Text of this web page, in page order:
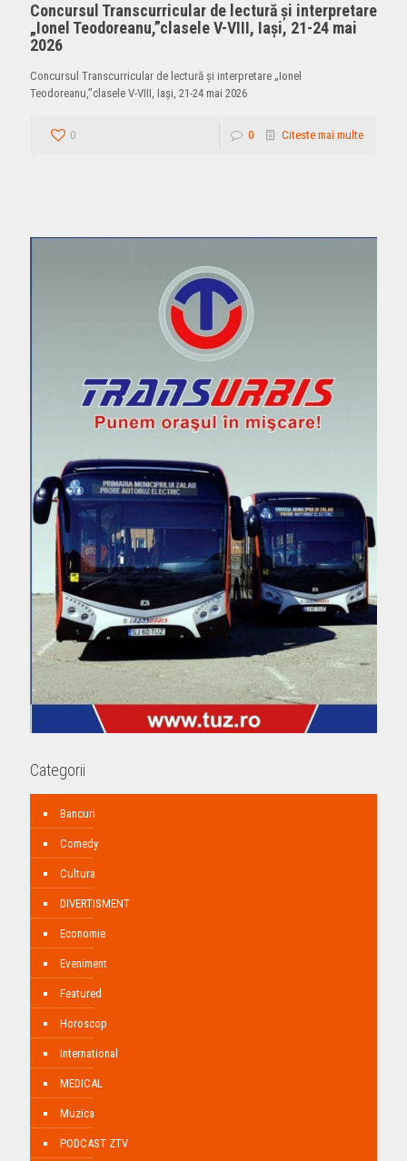
Concursul Transcurricular de lectură și interpretare
„Ionel Teodoreanu,”clasele V-VIII, Iași, 21-24 mai
2026
Concursul Transcurricular de lectură și interpretare „Ionel
Teodoreanu,”clasele V-VIII, Iași, 21-24 mai 2026
0 0 Citeste mai multe
Categorii
Bancuri
Comedy
Cultura
DIVERTISMENT
Economie
Eveniment
Featured
Horoscop
International
MEDICAL
Muzica
PODCAST ZTV